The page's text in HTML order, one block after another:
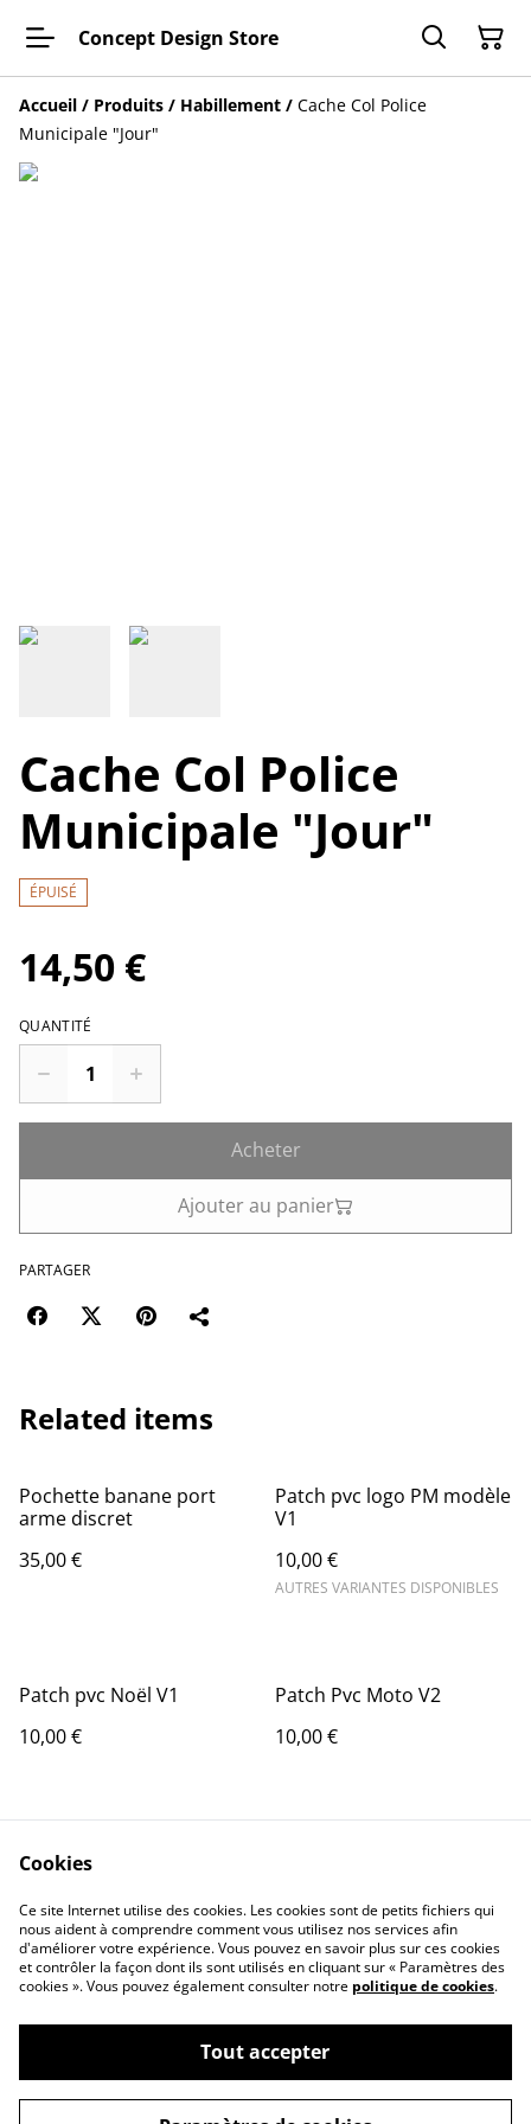
Concept Design Store
Accueil / Produits / Habillement / Cache Col Police
Municipale "Jour"
Cache Col Police
Municipale "Jour"
ÉPUISÉ
14,50 €
QUANTITÉ
Acheter
Ajouter au panier
PARTAGER
Related items
Pochette banane port
arme discret
35,00 €
Patch pvc logo PM modèle
V1
10,00 €
AUTRES VARIANTES DISPONIBLES
Patch pvc Noël V1
10,00 €
Patch Pvc Moto V2
10,00 €
Contact Us
Legal Terms
Privacy Policy
Cookie Policy
©2026Concept Design Store
Cookies
Ce site Internet utilise des cookies. Les cookies sont de petits fichiers qui
nous aident à comprendre comment vous utilisez nos services afin
d'améliorer votre expérience. Vous pouvez en savoir plus sur ces cookies
et contrôler la façon dont ils sont utilisés en cliquant sur « Paramètres des
cookies ». Vous pouvez également consulter notre politique de cookies.
Tout accepter